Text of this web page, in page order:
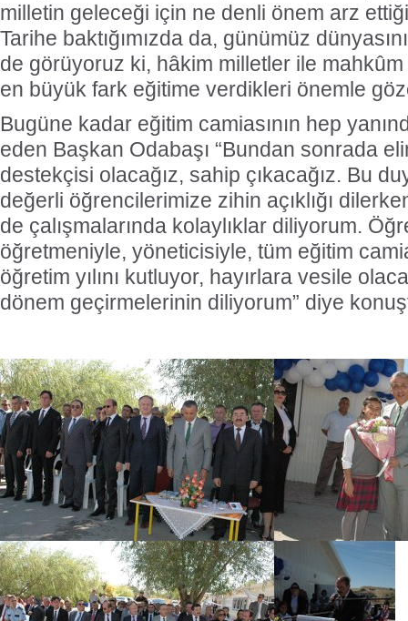
milletin geleceği için ne denli önem arz
Tarihe baktığımızda da, günümüz
de görüyoruz ki, hâkim milletler ile
en büyük fark eğitime verdikleri önemle
Bugüne kadar eğitim camiasının hep
eden Başkan Odabaşı “Bundan sonrada
destekçisi olacağız, sahip çıkacağız. Bu
değerli öğrencilerimize zihin açıklığı
de çalışmalarında kolaylıklar diliyorum.
öğretmeniyle, yöneticisiyle, tüm eğitim
öğretim yılını kutluyor, hayırlara vesile
dönem geçirmelerinin diliyorum” diye